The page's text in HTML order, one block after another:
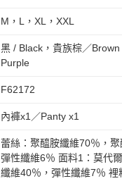
M，L，XL，XXL
黑 / Black，貴族棕／
Purple
F62172
內褲x1／Panty x1
蕾絲：聚醯胺纖維70％，聚
彈性纖維6％ 面料1：莫代
纖維40％，彈性纖維7％ 裡